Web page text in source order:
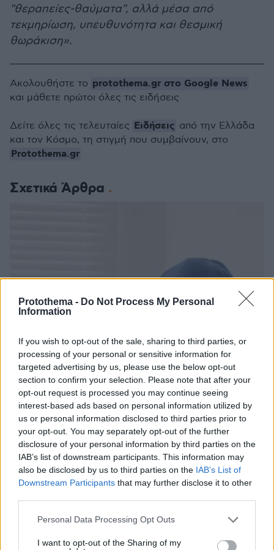
Protothema - Do Not Process My Personal
Information
If you wish to opt-out of the sale, sharing to third parties, or
processing of your personal or sensitive information for
targeted advertising by us, please use the below opt-out
section to confirm your selection. Please note that after your
opt-out request is processed you may continue seeing
interest-based ads based on personal information utilized by
us or personal information disclosed to third parties prior to
your opt-out. You may separately opt-out of the further
disclosure of your personal information by third parties on the
IAB’s list of downstream participants. This information may
also be disclosed by us to third parties on the IAB’s List of
Downstream Participants that may further disclose it to other
Please note that this website/app uses one or more Google
not limited to your visit or usage behaviour. You may click to
Personal Data Processing Opt Outs
I want to opt-out of the Sharing of my
"θεραπείες-θαύματα", αλλά μέσα από
τεκμηρίωση, υπευθυνότητα και θεσμική
θωράκιση».
Σχετικά Άρθρα
Παιδικός καρκίνος: Πάνω από 85% η ίαση – Οι κυτταρικές
12.02.2025, 08:01
Ακολουθήστε το protothema.gr στο Google News
και μάθετε πρώτοι όλες τις ειδήσεις
Δείτε όλες τις τελευταίες Ειδήσεις από την Ελλάδα
και τον Κόσμο, τη στιγμή που συμβαίνουν, στο
Protothema.gr